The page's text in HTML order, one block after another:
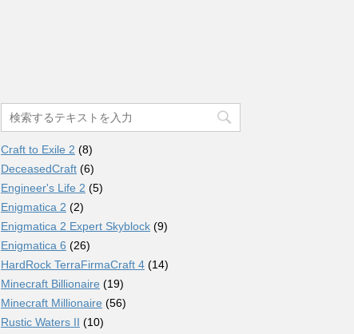
Craft to Exile 2 (8)
DeceasedCraft (6)
Engineer's Life 2 (5)
Enigmatica 2 (2)
Enigmatica 2 Expert Skyblock (9)
Enigmatica 6 (26)
HardRock TerraFirmaCraft 4 (14)
Minecraft Billionaire (19)
Minecraft Millionaire (56)
Rustic Waters II (10)